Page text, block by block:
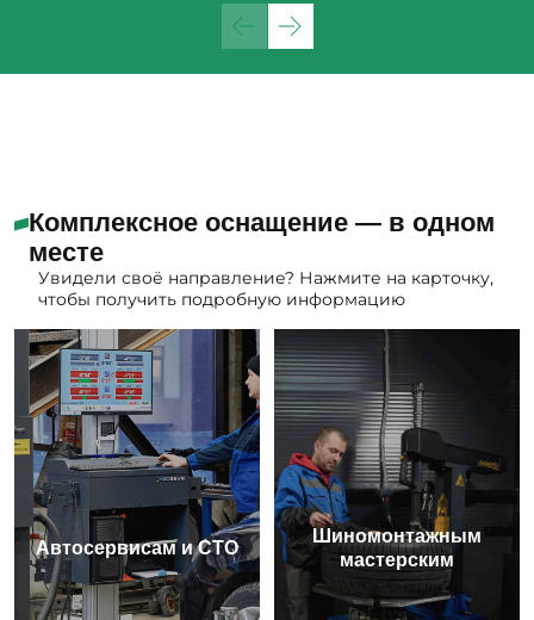
Комплексное оснащение — в одном
месте
Увидели своё направление? Нажмите на карточку,
чтобы получить подробную информацию
Автосервисам и СТО
Шиномонтажным
мастерским